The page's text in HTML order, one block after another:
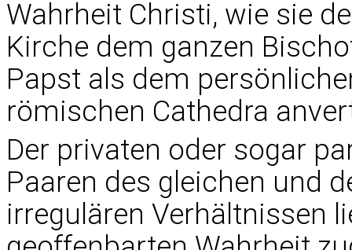
Wahrheit Christi, wie sie
Kirche dem ganzen
Papst als dem
römischen Cathedra
Der privaten oder sogar
Paaren des gleichen und
irregulären Verhältnissen